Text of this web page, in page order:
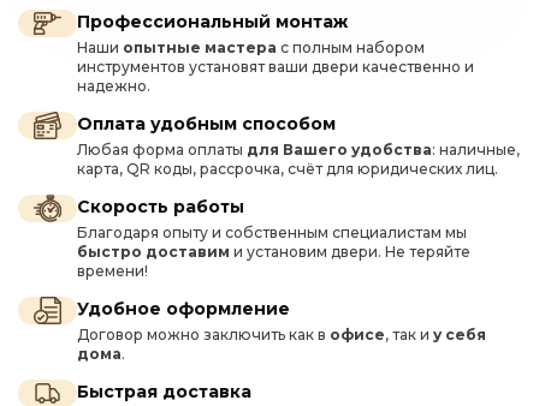
Профессиональный монтаж
Наши опытные мастера с полным набором
инструментов установят ваши двери качественно и
надежно.
Оплата удобным способом
Любая форма оплаты для Вашего удобства: наличные,
карта, QR коды, рассрочка, счёт для юридических лиц.
Скорость работы
Благодаря опыту и собственным специалистам мы
быстро доставим и установим двери. Не теряйте
времени!
Удобное оформление
Договор можно заключить как в офисе, так и у себя
дома.
Быстрая доставка